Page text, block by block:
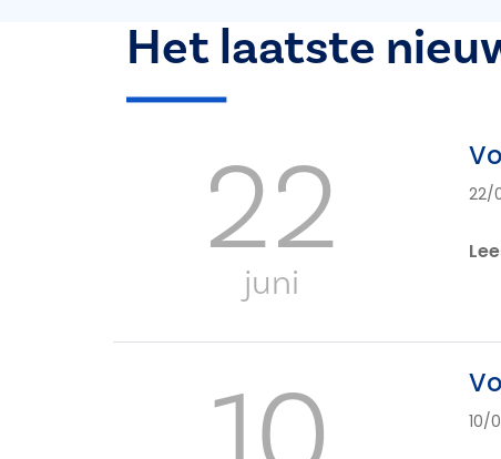
Het laatste
22
juni
22/
10/